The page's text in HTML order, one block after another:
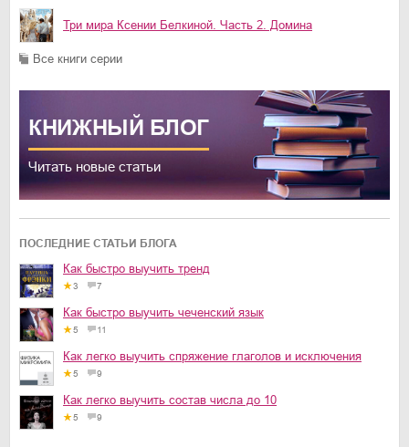
Три мира Ксении Белкиной. Часть 2. Домина
Все книги серии
КНИЖНЫЙ БЛОГ
Читать новые статьи
ПОСЛЕДНИЕ СТАТЬИ БЛОГА
Как быстро выучить тренд
3 7
Как быстро выучить чеченский язык
5 11
Как легко выучить спряжение глаголов и исключения
5 9
Как легко выучить состав числа до 10
5 9